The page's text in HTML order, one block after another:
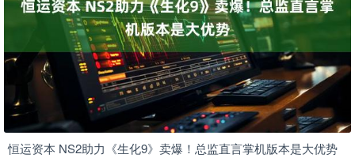
恒运资本 NS2助力《生化9》卖爆！总监直言掌机版本是大优势